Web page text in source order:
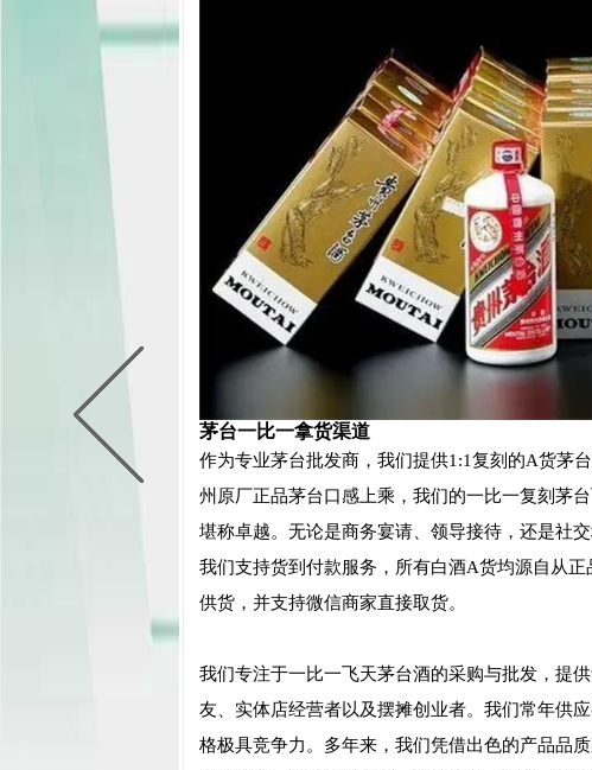
茅台一比一拿货渠道
作为专业茅台批发商，我们提供1:1复刻的A货茅
州原厂正品茅台口感上乘，我们的一比一复刻茅
堪称卓越。无论是商务宴请、领导接待，还是社
我们支持货到付款服务，所有白酒A货均源自从
供货，并支持微信商家直接取货。
我们专注于一比一飞天茅台酒的采购与批发，提
友、实体店经营者以及摆摊创业者。我们常年供
格极具竞争力。多年来，我们凭借出色的产品品